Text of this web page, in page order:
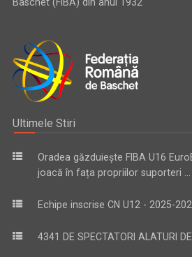
Ultimele Stiri
Oradea găzduiește FIBA U16
joacă în fața propriilor suporteri ...
Echipe inscrise CN U12 - 2025-
4341 DE SPECTATORI ALATURI DE